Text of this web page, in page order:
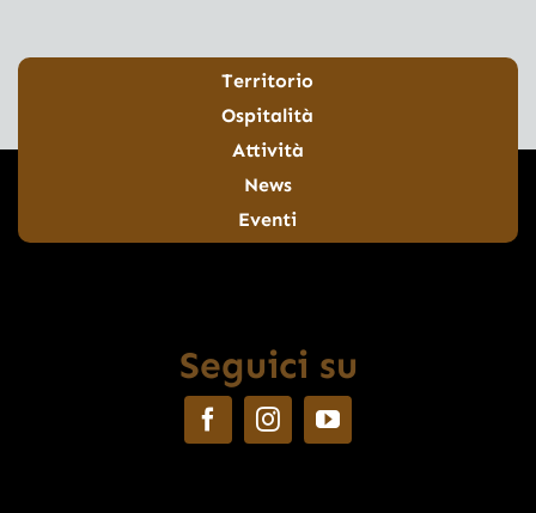
Territorio
Ospitalità
Attività
News
Eventi
Seguici su